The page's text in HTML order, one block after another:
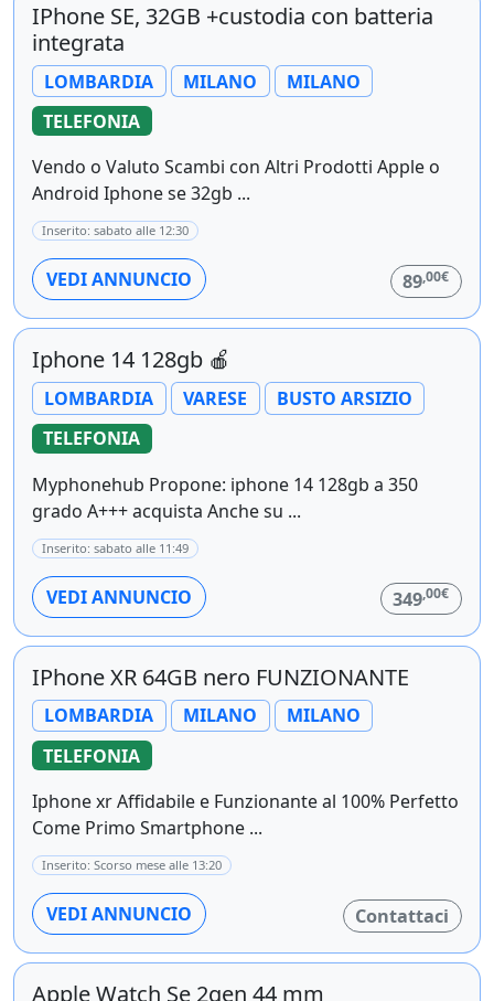
IPhone SE, 32GB +custodia con batteria
integrata
LOMBARDIA MILANO
MILANO
TELEFONIA
Vendo o Valuto Scambi con Altri Prodotti Apple o
Android Iphone se 32gb ...
Inserito: sabato alle 12:30
VEDI ANNUNCIO 89,00€
Iphone 14 128gb 🍎
LOMBARDIA VARESE
BUSTO ARSIZIO
TELEFONIA
Myphonehub Propone: iphone 14 128gb a 350
grado A+++ acquista Anche su ...
Inserito: sabato alle 11:49
VEDI ANNUNCIO 349,00€
IPhone XR 64GB nero FUNZIONANTE
LOMBARDIA MILANO
MILANO
TELEFONIA
Iphone xr Affidabile e Funzionante al 100% Perfetto
Come Primo Smartphone ...
Inserito: Scorso mese alle 13:20
VEDI ANNUNCIO Contattaci
Apple Watch Se 2gen 44 mm